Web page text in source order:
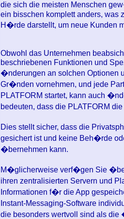
die sich die meisten Menschen
ein bisschen komplett anders, was
H�rde darstellt, um neue Kunden
Obwohl das Unternehmen
beschriebenen Funktionen und
�nderungen an solchen Optionen
Gr�nden vornehmen, und jede
PLATFORM startet, kann auch
bedeuten, dass die PLATFORM
Dies stellt sicher, dass die
gesichert ist und keine Beh�rde
�bernehmen kann.
M�glicherweise verf�gen Sie
ihren zentralisierten Servern und
Informationen f�r die App
Instant-Messaging-Software
die besonders wertvoll sind als